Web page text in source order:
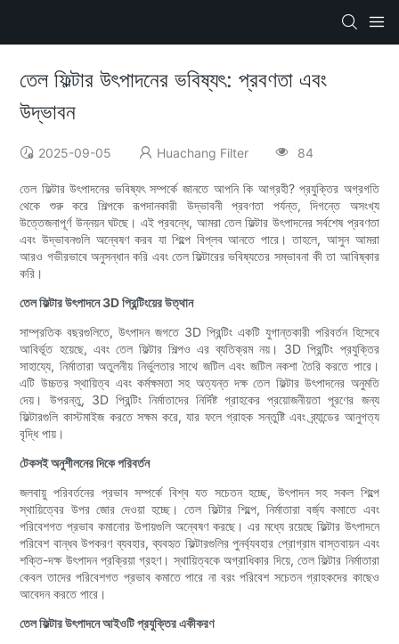
তেল ফিল্টার উৎপাদনের ভবিষ্যৎ: প্রবণতা এবং
উদ্ভাবন
2025-09-05 Huachang Filter 84
তেল ফিল্টার উৎপাদনের ভবিষ্যৎ সম্পর্কে জানতে আপনি কি আগ্রহী? প্রযুক্তির অগ্রগতি
থেকে শুরু করে শিল্পকে রূপদানকারী উদ্ভাবনী প্রবণতা পর্যন্ত, দিগন্তে অসংখ্য
উত্তেজনাপূর্ণ উন্নয়ন ঘটছে। এই প্রবন্ধে, আমরা তেল ফিল্টার উৎপাদনের সর্বশেষ প্রবণতা
এবং উদ্ভাবনগুলি অন্বেষণ করব যা শিল্পে বিপ্লব আনতে পারে। তাহলে, আসুন আমরা
আরও গভীরভাবে অনুসন্ধান করি এবং তেল ফিল্টারের ভবিষ্যতের সম্ভাবনা কী তা আবিষ্কার
করি।
তেল ফিল্টার উৎপাদনে 3D প্রিন্টিংয়ের উত্থান
সাম্প্রতিক বছরগুলিতে, উৎপাদন জগতে 3D প্রিন্টিং একটি যুগান্তকারী পরিবর্তন হিসেবে
আবির্ভূত হয়েছে, এবং তেল ফিল্টার শিল্পও এর ব্যতিক্রম নয়। 3D প্রিন্টিং প্রযুক্তির
সাহায্যে, নির্মাতারা অতুলনীয় নির্ভুলতার সাথে জটিল এবং জটিল নকশা তৈরি করতে পারে।
এটি উচ্চতর স্থায়িত্ব এবং কর্মক্ষমতা সহ অত্যন্ত দক্ষ তেল ফিল্টার উৎপাদনের অনুমতি
দেয়। উপরন্তু, 3D প্রিন্টিং নির্মাতাদের নির্দিষ্ট গ্রাহকের প্রয়োজনীয়তা পূরণের জন্য
ফিল্টারগুলি কাস্টমাইজ করতে সক্ষম করে, যার ফলে গ্রাহক সন্তুষ্টি এবং ব্র্যান্ডের আনুগত্য
বৃদ্ধি পায়।
টেকসই অনুশীলনের দিকে পরিবর্তন
জলবায়ু পরিবর্তনের প্রভাব সম্পর্কে বিশ্ব যত সচেতন হচ্ছে, উৎপাদন সহ সকল শিল্পে
স্থায়িত্বের উপর জোর দেওয়া হচ্ছে। তেল ফিল্টার শিল্পে, নির্মাতারা বর্জ্য কমাতে এবং
পরিবেশগত প্রভাব কমানোর উপায়গুলি অন্বেষণ করছে। এর মধ্যে রয়েছে ফিল্টার উৎপাদনে
পরিবেশ বান্ধব উপকরণ ব্যবহার, ব্যবহৃত ফিল্টারগুলির পুনর্ব্যবহার প্রোগ্রাম বাস্তবায়ন এবং
শক্তি-দক্ষ উৎপাদন প্রক্রিয়া গ্রহণ। স্থায়িত্বকে অগ্রাধিকার দিয়ে, তেল ফিল্টার নির্মাতারা
কেবল তাদের পরিবেশগত প্রভাব কমাতে পারে না বরং পরিবেশ সচেতন গ্রাহকদের কাছেও
আবেদন করতে পারে।
তেল ফিল্টার উৎপাদনে আইওটি প্রযুক্তির একীকরণ